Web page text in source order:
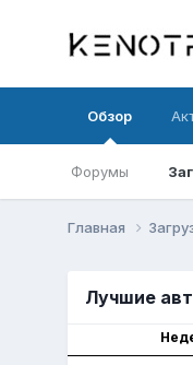
Обзор
Форумы
Главная
Лучшие